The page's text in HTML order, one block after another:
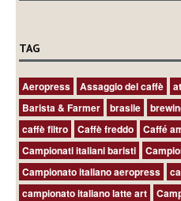
TAG
Aeropress Assaggio del caffè
Barista & Farmer
brasile
caffè filtro
Caffè freddo Caffé
Campionati italiani baristi
Campionato italiano aeropress
campionato italiano latte art